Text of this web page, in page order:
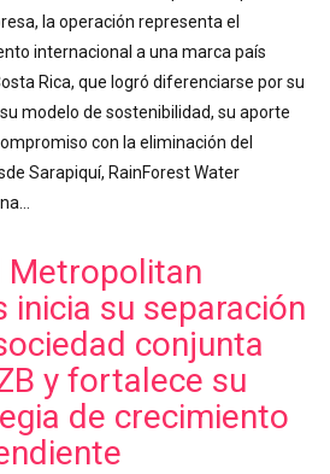
la operación representa el
internacional a una marca país
Rica, que logró diferenciarse por su
modelo de sostenibilidad, su aporte
con la eliminación del
Sarapiquí, RainForest Water
Metropolitan
inicia su separación
conjunta
y fortalece su
de crecimiento